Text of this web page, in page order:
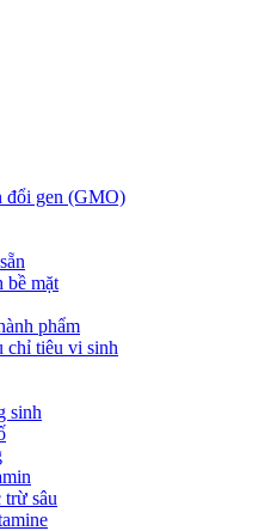
đổi gen (GMO)
bề mặt
phẩm
chỉ tiêu vi sinh
sinh
sâu